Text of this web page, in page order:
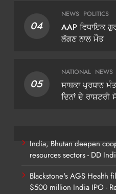
04
NEWS POLITICS
AAP ਵਿਧਾਇਕ
ਲੱਗਣ ਨਾਲ ਮੌਤ
05
NATIONAL NEWS
ਸਾਬਕਾ ਪ੍ਰਧਾਨ
ਦਿਨਾਂ ਦੇ ਰਾਸ਼ਟਰੀ
India, Bhutan deepen
resources sectors - DD
Blackstone's AGS Health
$500 million India IPO -